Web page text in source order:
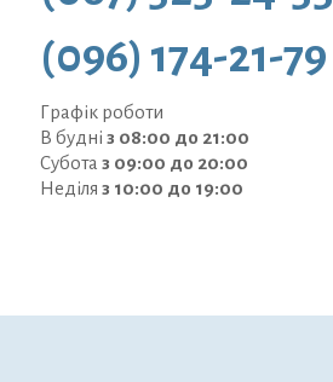
(096) 174-21-79
Графік роботи
В будні з 08:00 до 21:00
Субота з 09:00 до 20:00
Неділя з 10:00 до 19:00